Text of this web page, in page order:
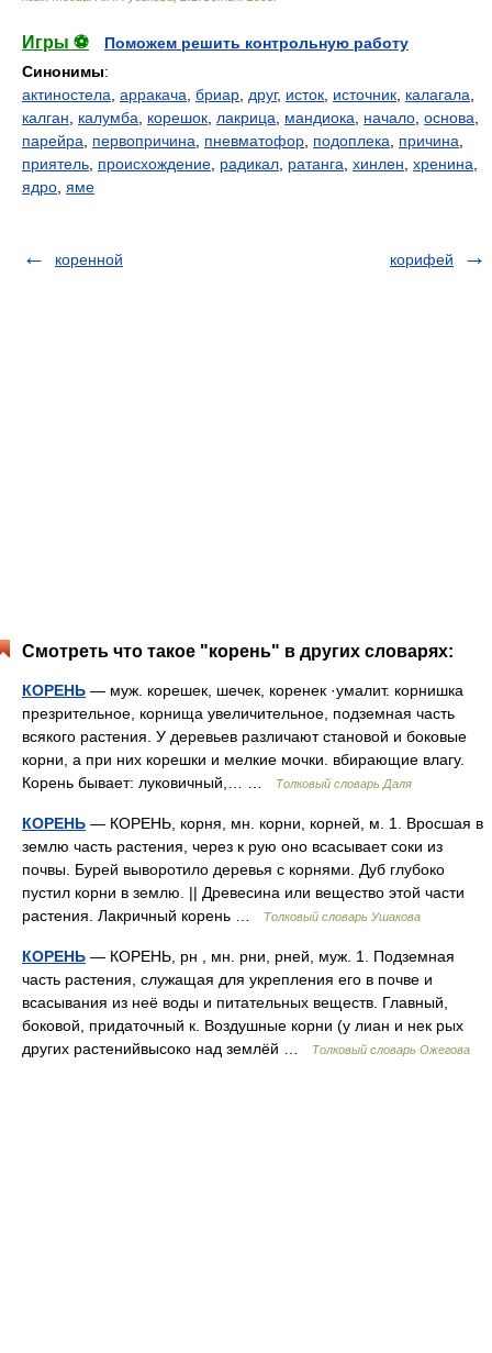
Игры ⚽
Поможем решить контрольную работу
Синонимы:
актиностела арракача бриар друг, исток источник калагала
калган
калумба корешок лакрица мандиока начало основа
парейра
первопричина пневматофор подоплека причина
приятель происхождение радикал ратанга хинлен хренина
ядро яме
коренной корифей
Смотреть что такое "корень" в других словарях:
КОРЕНЬ — муж. корешек, шечек, коренек ·умалит. корнишка
презрительное, корнища увеличительное, подземная часть
всякого растения. У деревьев различают становой и боковые
корни, а при них корешки и мелкие мочки. вбирающие влагу.
Корень бывает: луковичный,… …
Толковый словарь Даля
КОРЕНЬ — КОРЕНЬ, корня, мн. корни, корней, м. 1. Вросшая в
землю часть растения, через к рую оно всасывает соки из
почвы. Бурей выворотило деревья с корнями. Дуб глубоко
пустил корни в землю. || Древесина или вещество этой части
растения. Лакричный корень …
Толковый словарь Ушакова
КОРЕНЬ — КОРЕНЬ, рн , мн. рни, рней, муж. 1. Подземная
часть растения, служащая для укрепления его в почве и
всасывания из неё воды и питательных веществ. Главный,
боковой, придаточный к. Воздушные корни (у лиан и нек рых
других растенийвысоко над землёй …
Толковый словарь Ожегова